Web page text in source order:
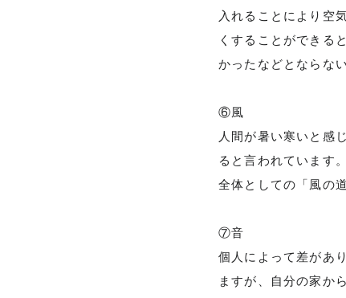
入れることにより空
くすることができる
かったなどとならな
⑥風
人間が暑い寒いと感
ると言われています
全体としての「風の
⑦音
個人によって差があ
ますが、自分の家か